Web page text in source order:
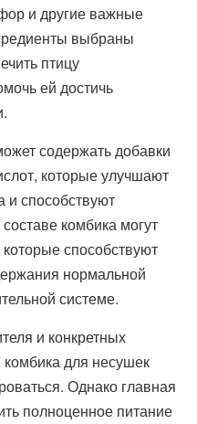
и другие важные
выбраны
птицу
ей достичь
содержать добавки
которые улучшают
и способствуют
комбика могут
способствуют
нормальной
системе.
и конкретных
комбика для несушек
Однако главная
полноценное питание